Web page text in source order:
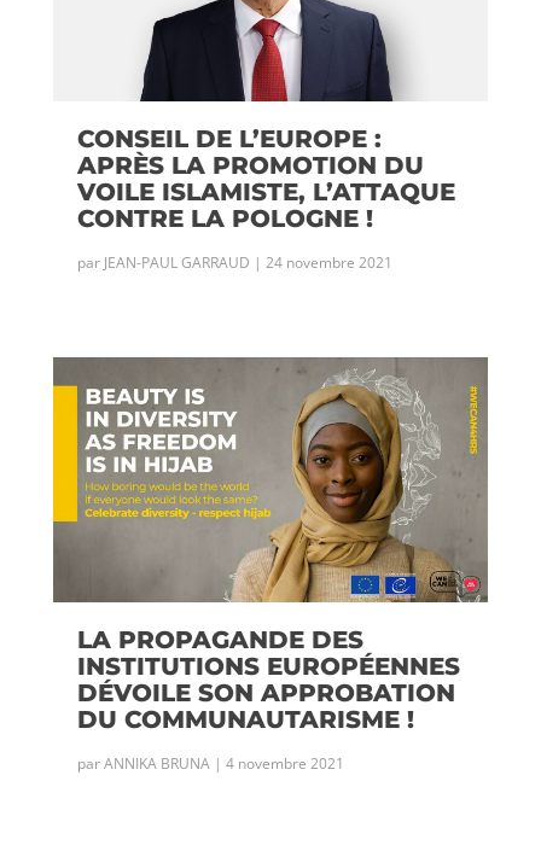
CONSEIL DE L’EUROPE :
APRÈS LA PROMOTION DU
VOILE ISLAMISTE, L’ATTAQUE
CONTRE LA POLOGNE !
par JEAN-PAUL GARRAUD | 24 novembre 2021
LA PROPAGANDE DES
INSTITUTIONS EUROPÉENNES
DÉVOILE SON APPROBATION
DU COMMUNAUTARISME !
parANNIKA BRUNA| 4 novembre 2021